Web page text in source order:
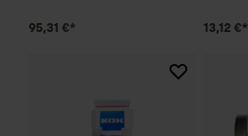
95,31 €* 13,12 €*